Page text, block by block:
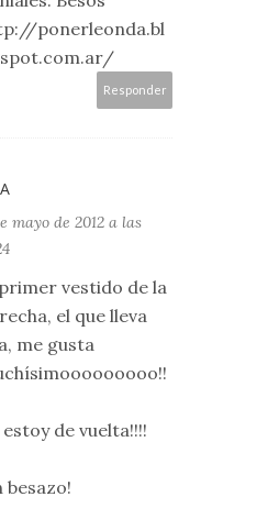
ponerleonda.bl
Responder
mayo de 2012 a las
vestido de la
el que lleva
me gusta
estoy de vuelta!!!!
besazo!